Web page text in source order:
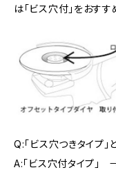
は「ビス穴付」をおすす
Q:「ビス穴つきタイプ
A:「ビス穴付タイプ